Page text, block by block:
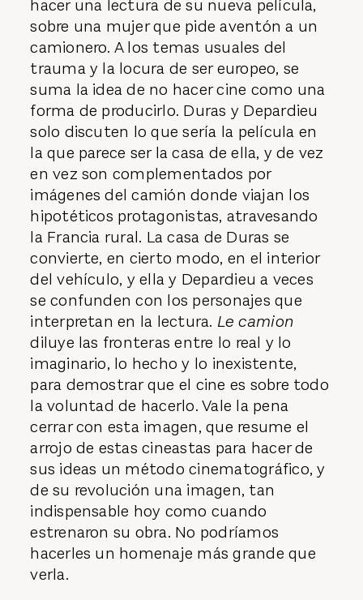
hacer una lectura de su nueva película,
sobre una mujer que pide aventón a un
camionero. A los temas usuales del
trauma y la locura de ser europeo, se
suma la idea de no hacer cine como una
forma de producirlo. Duras y Depardieu
solo discuten lo que sería la película en
la que parece ser la casa de ella, y de vez
en vez son complementados por
imágenes del camión donde viajan los
hipotéticos protagonistas, atravesando
la Francia rural. La casa de Duras se
convierte, en cierto modo, en el interior
del vehículo, y ella y Depardieu a veces
se confunden con los personajes que
interpretan en la lectura. Le camion
diluye las fronteras entre lo real y lo
imaginario, lo hecho y lo inexistente,
para demostrar que el cine es sobre todo
la voluntad de hacerlo. Vale la pena
cerrar con esta imagen, que resume el
arrojo de estas cineastas para hacer de
sus ideas un método cinematográfico, y
de su revolución una imagen, tan
indispensable hoy como cuando
estrenaron su obra. No podríamos
hacerles un homenaje más grande que
verla.